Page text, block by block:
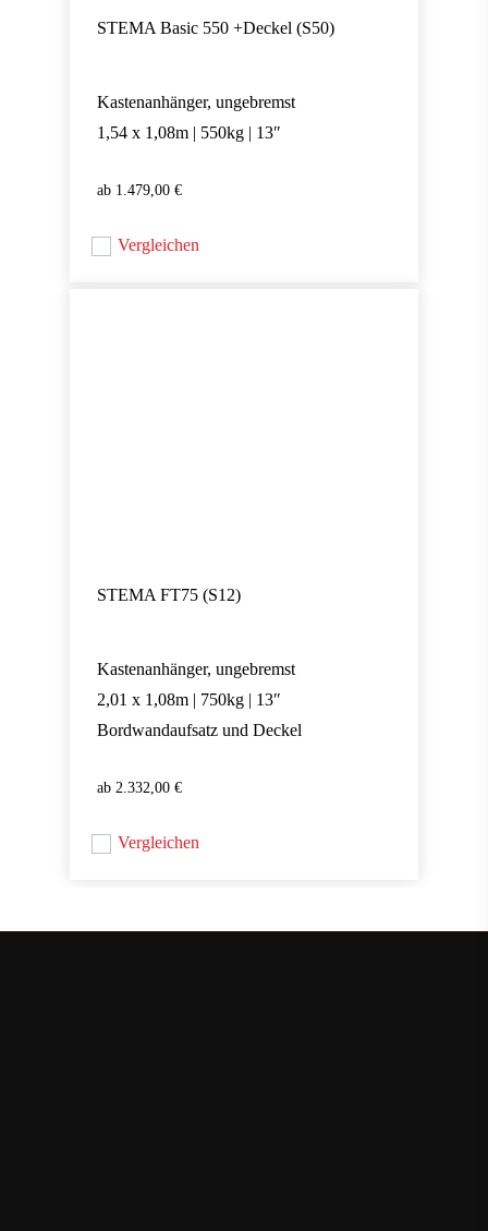
STEMA Basic 550 +Deckel (S50)
Kastenanhänger, ungebremst
1,54 x 1,08m | 550kg | 13″
1.479,00 €
1.479,00
Vergleichen
STEMA FT75 (S12)
Kastenanhänger, ungebremst
2,01 x 1,08m | 750kg | 13″
Bordwandaufsatz und Deckel
2.332,00 €
2.332,00
Vergleichen